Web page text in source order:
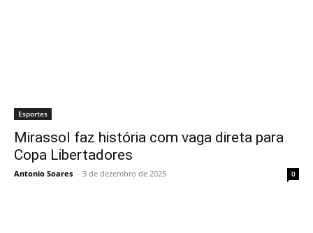
Esportes
Mirassol faz história com vaga direta para
Copa Libertadores
Antonio Soares - 3 de dezembro de 2025 0